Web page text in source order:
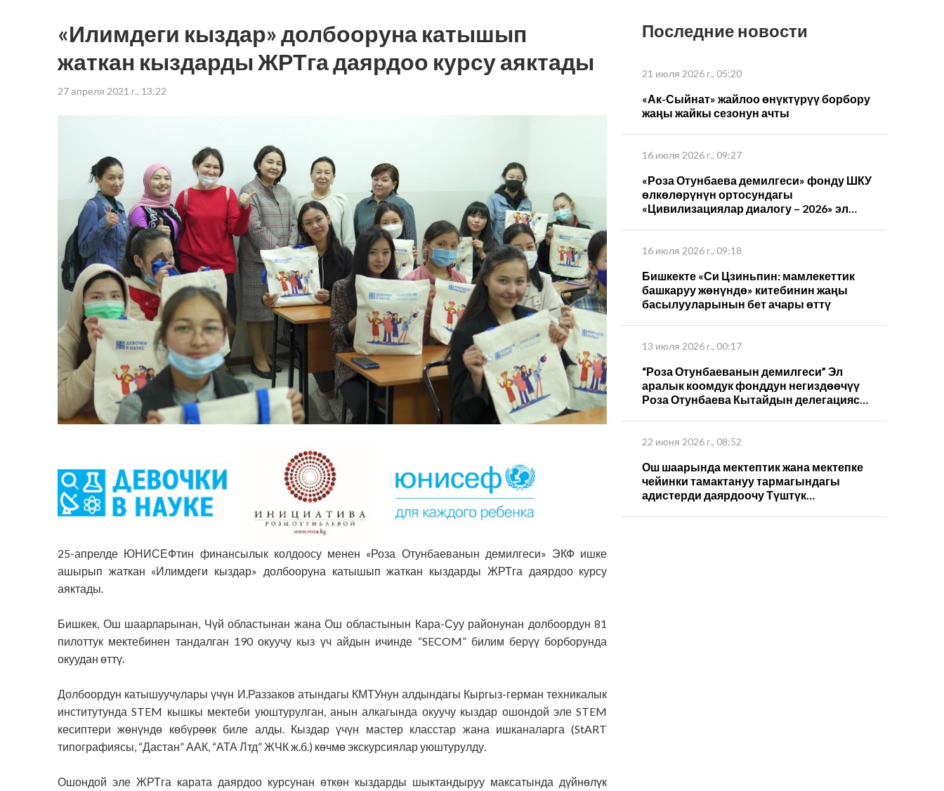
«Илимдеги кыздар» долбооруна катышып
жаткан кыздарды ЖРТга даярдоо курсу аяктады
27 апреля 2021 г., 13:22
25-апрелде ЮНИСЕФтин финансылык колдоосу менен «Роза Отунбаеванын демилгеси» ЭКФ ишке
ашырып жаткан «Илимдеги кыздар» долбооруна катышып жаткан кыздарды ЖРТга даярдоо курсу
аяктады.
Бишкек, Ош шаарларынан, Чүй областынан жана Ош областынын Кара-Суу районунан долбоордун 81
пилоттук мектебинен тандалган 190 окуучу кыз үч айдын ичинде “SECOM” билим берүү борборунда
окуудан өттү.
Долбоордун катышуучулары үчүн И.Раззаков атындагы КМТУнун алдындагы Кыргыз-герман техникалык
институтунда STEM кышкы мектеби уюштурулган, анын алкагында окуучу кыздар ошондой элеSTEM
кесиптери жөнүндө көбүрөөк биле алды. Кыздар үчүн мастер класстар жана ишканаларга (StART
типографиясы, “Дастан” ААК, “АТА Лтд” ЖЧК ж.б.) көчмө экскурсияларуюштурулду.
Ошондой эле ЖРТга карата даярдоо курсунан өткөн кыздарды шыктандыруу максатында дүйнөлүк
Последние новости
21 июля 2026 г., 05:20
«Ак-Сыйнат» жайлоо өнүктүрүү борбору
жаңы жайкы сезонун ачты
16 июля 2026 г., 09:27
«Роза Отунбаева демилгеси» фонду ШКУ
өлкөлөрүнүн ортосундагы
«Цивилизациялар диалогу – 2026» эл
16 июля 2026 г., 09:18
Бишкекте «Си Цзиньпин: мамлекеттик
башкаруу жөнүндө» китебинин жаңы
басылууларынын бет ачары өттү
13 июля 2026 г., 00:17
“Роза Отунбаеванын демилгеси” Эл
аралык коомдук фонддун негиздөөчүү
Роза Отунбаева Кытайдын делегациясы
пландарын талкуулады
22 июня 2026 г., 08:52
Ош шаарында мектептик жана мектепке
чейинки тамактануу тармагындагы
адистерди даярдоочу Түштүк